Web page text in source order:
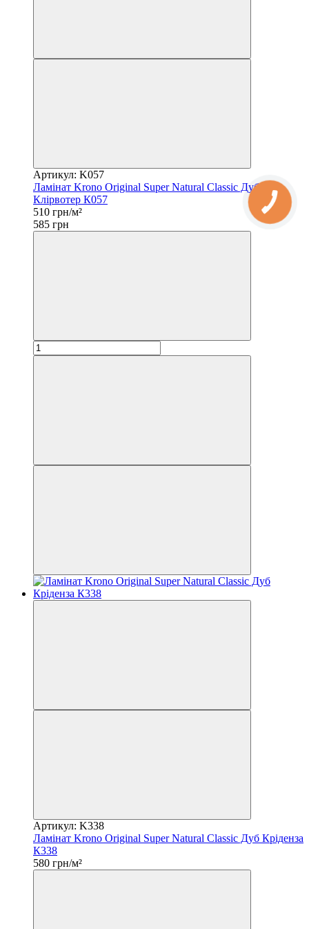
Артикул: K057
Ламінат Krono Original Super Natural Classic Дуб
Клірвотер К057
510 грн/м²
585 грн
Артикул: K338
Ламінат Krono Original Super Natural Classic Дуб Кріденза
К338
580 грн/м²